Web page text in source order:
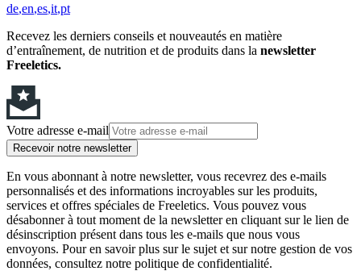
de en es it pt
Recevez les derniers conseils et nouveautés en matière
d’entraînement, de nutrition et de produits dans la newsletter
Freeletics.
Votre adresse e-mail
Recevoir notre newsletter
En vous abonnant à notre newsletter, vous recevrez des e-mails
personnalisés et des informations incroyables sur les produits,
services et offres spéciales de Freeletics. Vous pouvez vous
désabonner à tout moment de la newsletter en cliquant sur le lien de
désinscription présent dans tous les e-mails que nous vous
envoyons. Pour en savoir plus sur le sujet et sur notre gestion de vos
données, consultez notre politique de confidentialité.